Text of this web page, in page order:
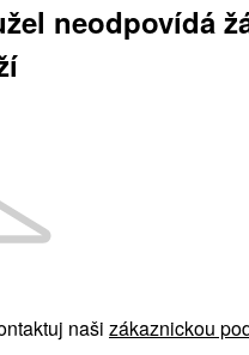
neodpovídá
naši zákaznickou